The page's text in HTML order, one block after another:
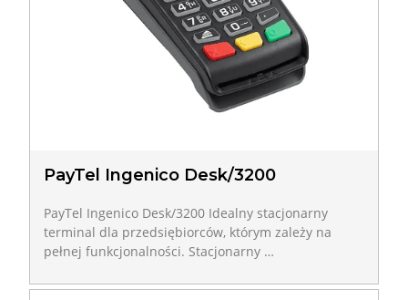
PayTel Ingenico Desk/3200
PayTel Ingenico Desk/3200 Idealny stacjonarny
terminal dla przedsiębiorców, którym zależy na
pełnej funkcjonalności. Stacjonarny …